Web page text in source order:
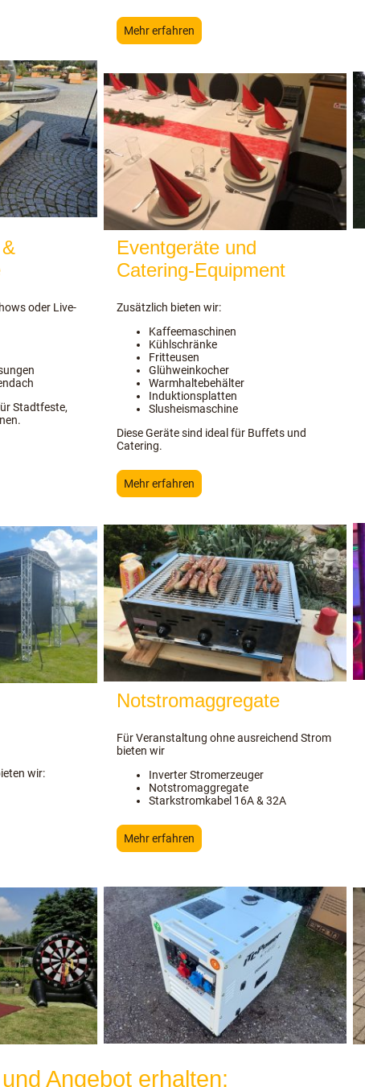
Mehr erfahren
oder Live-
Stadtfeste,
Eventgeräte und
Catering-Equipment
Zusätzlich bieten wir:
Kaffeemaschinen
Kühlschränke
Fritteusen
Glühweinkocher
Warmhaltebehälter
Induktionsplatten
Slusheismaschine
Diese Geräte sind ideal für Buffets und
Catering.
Mehr erfahren
wir:
Notstromaggregate
Für Veranstaltung ohne ausreichend Strom
bieten wir
Inverter Stromerzeuger
Notstromaggregate
Starkstromkabel 16A & 32A
Mehr erfahren
Angebot erhalten: